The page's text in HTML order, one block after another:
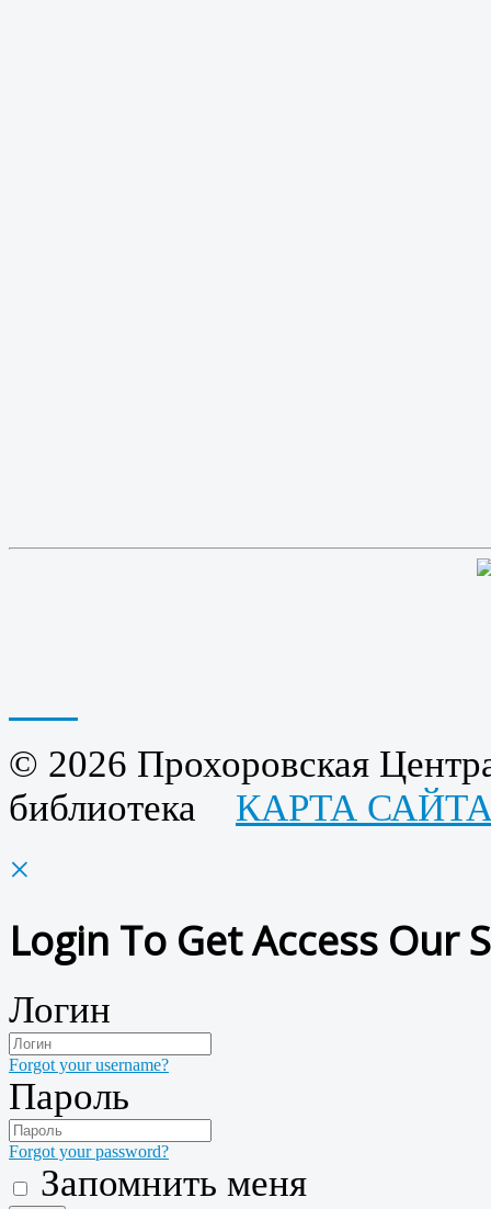
© 2026 Прохоровская
библиотека КАРТА
×
Login To Get Access Our
Логин
Forgot your username?
Пароль
Forgot your password?
Запомнить меня